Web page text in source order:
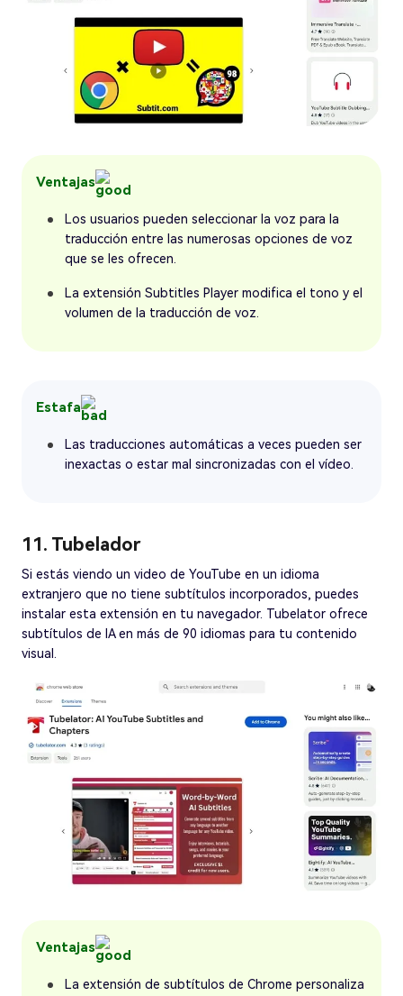
Ventajas
Los usuarios pueden seleccionar la voz para la
traducción entre las numerosas opciones de voz
que se les ofrecen.
La extensión Subtitles Player modifica el tono y el
volumen de la traducción de voz.
Estafa
Las traducciones automáticas a veces pueden ser
inexactas o estar mal sincronizadas con el vídeo.
11. Tubelador
Si estás viendo un video de YouTube en un idioma
extranjero que no tiene subtítulos incorporados, puedes
instalar esta extensión en tu navegador. Tubelator ofrece
subtítulos de IA en más de 90 idiomas para tu contenido
visual.
Ventajas
La extensión de subtítulos de Chrome personaliza